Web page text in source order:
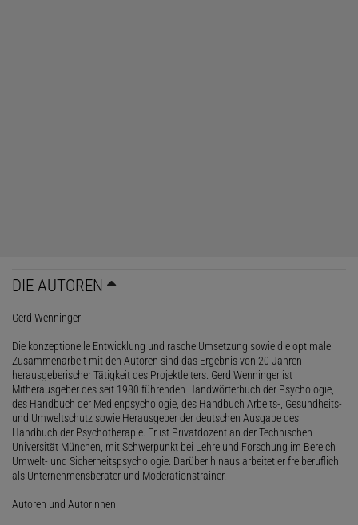
DIE AUTOREN
Gerd Wenninger
Die konzeptionelle Entwicklung und rasche Umsetzung sowie die optimale
Zusammenarbeit mit den Autoren sind das Ergebnis von 20 Jahren
herausgeberischer Tätigkeit des Projektleiters. Gerd Wenninger ist
Mitherausgeber des seit 1980 führenden Handwörterbuch der Psychologie,
des Handbuch der Medienpsychologie, des Handbuch Arbeits-, Gesundheits-
und Umweltschutz sowie Herausgeber der deutschen Ausgabe des
Handbuch der Psychotherapie. Er ist Privatdozent an der Technischen
Universität München, mit Schwerpunkt bei Lehre und Forschung im Bereich
Umwelt- und Sicherheitspsychologie. Darüber hinaus arbeitet er freiberuflich
als Unternehmensberater und Moderationstrainer.
Autoren und Autorinnen